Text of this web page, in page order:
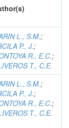
L., S.M.;
P., J.;
R., E.C.;
T., C.E.
L., S.M.;
P., J.;
R., E.C.;
T., C.E.